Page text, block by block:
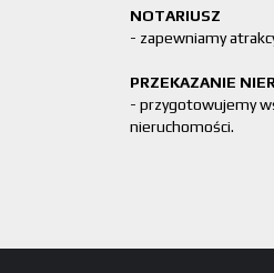
NOTARIUSZ
- zapewniamy
PRZEKAZANIE
- przygotowujemy
nieruchomości.